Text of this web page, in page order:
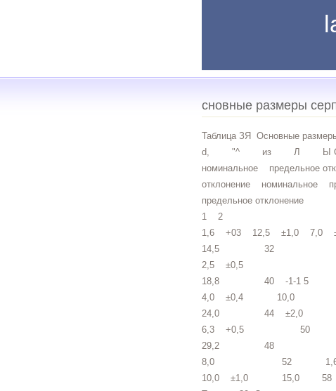
сновные размеры
Таблица ЗЯ Основные
d, "^ из Л Ы О) ч о ю
номинальное предельное
отклонение номинальное
предельное отклонение
1 2
1,6 +03 12,5 ±1,0 7,0
14,5 32
2,5 ±0,5
18,8 40 -1-1 5
4,0 ±0,4 10,0
24,0 44 ±2,0
6,3 +0,5 50
29,2 48
8,0 52
10,0 ±1,0 15,0